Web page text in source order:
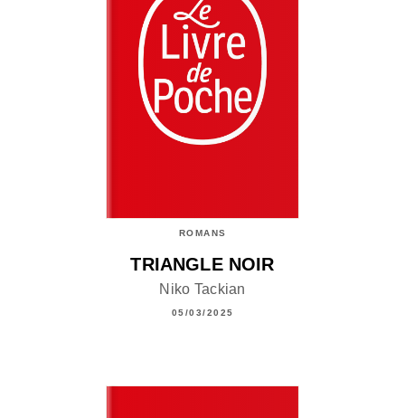
ROMANS
TRIANGLE NOIR
Niko Tackian
05/03/2025